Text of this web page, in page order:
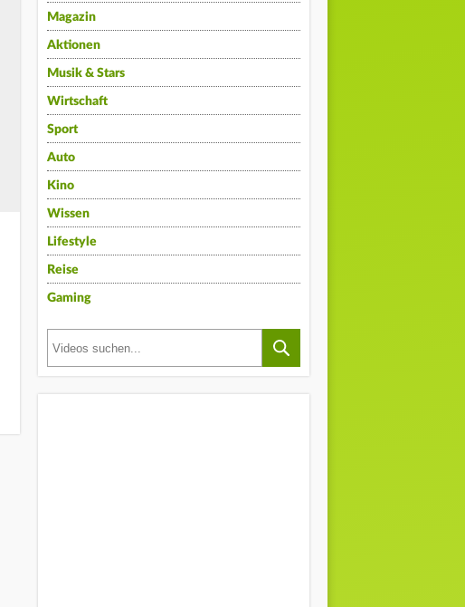
Magazin
Aktionen
Musik & Stars
Wirtschaft
Sport
Auto
Kino
Wissen
Lifestyle
Reise
Gaming